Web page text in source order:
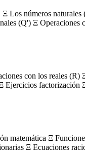
Los números
(Q') Ξ Operaciones
con los reales
Ejercicios
matemática Ξ
Ξ Ecuaciones